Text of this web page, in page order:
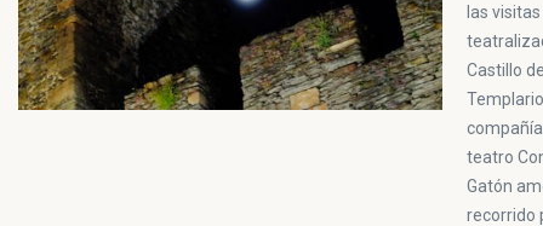
las visitas
Castillo
teatro
Gatón
recorrido